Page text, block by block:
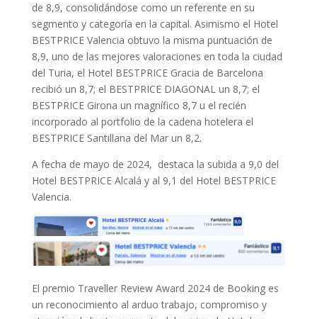
de 8,9, consolidándose como un referente en su
segmento y categoría en la capital. Asimismo el Hotel
BESTPRICE Valencia obtuvo la misma puntuación de
8,9, uno de las mejores valoraciones en toda la ciudad
del Turia, el Hotel BESTPRICE Gracia de Barcelona
recibió un 8,7; el BESTPRICE DIAGONAL un 8,7; el
BESTPRICE Girona un magnífico 8,7 u el recién
incorporado al portfolio de la cadena hotelera el
BESTPRICE Santillana del Mar un 8,2.
A fecha de mayo de 2024, destaca la subida a 9,0 del
Hotel BESTPRICE Alcalá y al 9,1 del Hotel BESTPRICE
Valencia.
El premio Traveller Review Award 2024 de Booking es
un reconocimiento al arduo trabajo, compromiso y